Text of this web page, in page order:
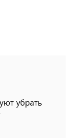
убрать